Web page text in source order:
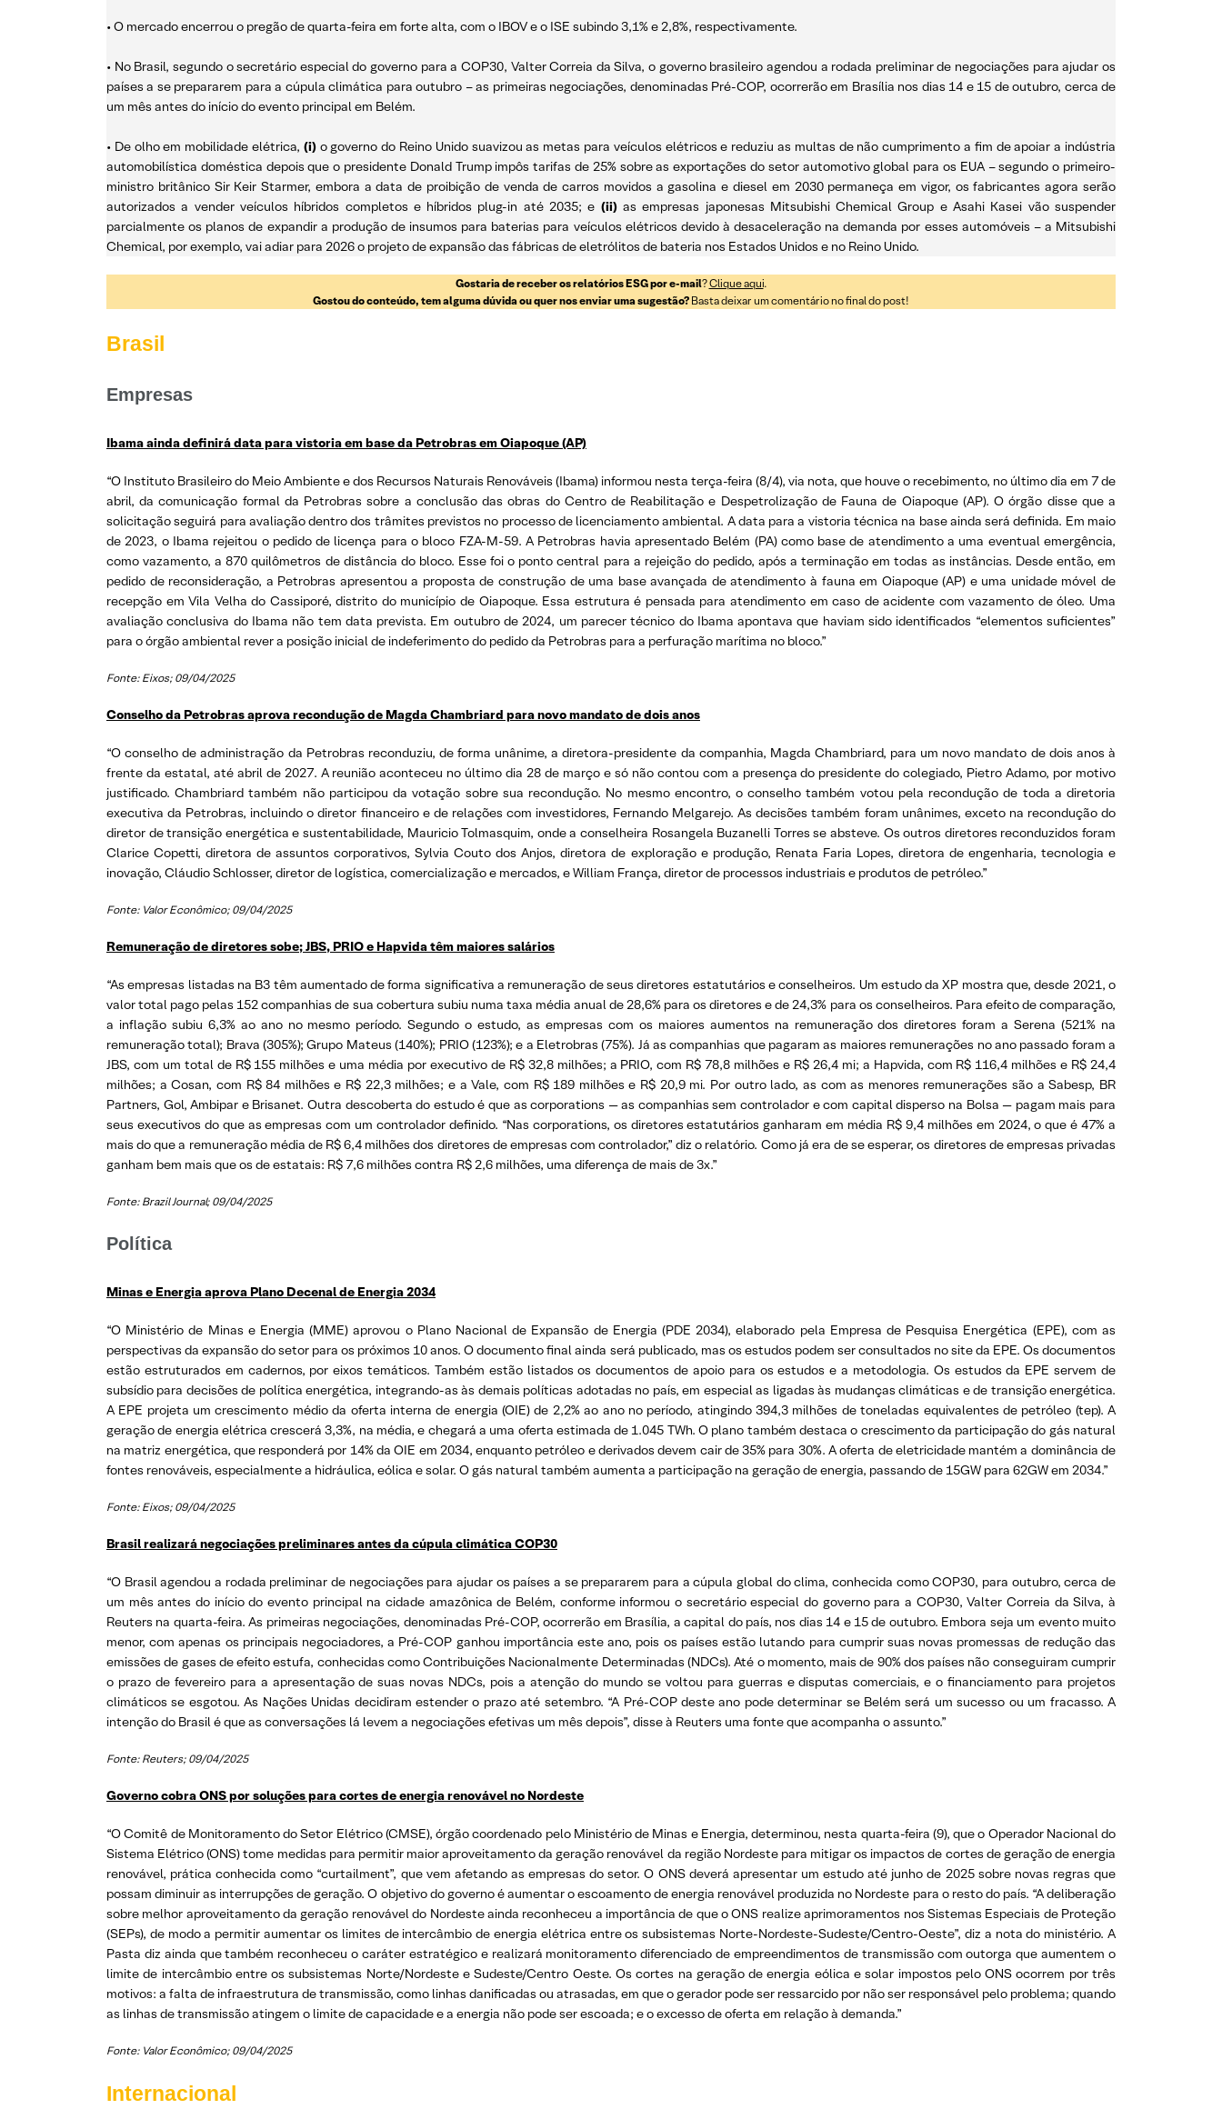
• O mercado encerrou o pregão de quarta-feira em forte alta, com o IBOV e o ISE subindo 3,1% e 2,8%, respectivamente.
• No Brasil, segundo o secretário especial do governo para a COP30, Valter Correia da Silva, o governo brasileiro agendou a rodada preliminar de negociações para ajudar os
países a se prepararem para a cúpula climática para outubro – as primeiras negociações, denominadas Pré-COP, ocorrerão em Brasília nos dias 14 e 15 de outubro, cerca de
um mês antes do início do evento principal em Belém.
• De olho em mobilidade elétrica, (i)o governo do Reino Unido suavizou as metas para veículos elétricos e reduziu as multas de não cumprimento a fim de apoiar a indústria
automobilística doméstica depois que o presidente Donald Trump impôs tarifas de 25% sobre as exportações do setor automotivo global para os EUA – segundo o primeiro-
ministro britânico Sir Keir Starmer, embora a data de proibição de venda de carros movidos a gasolina e diesel em 2030 permaneça em vigor, os fabricantes agora serão
autorizados a vender veículos híbridos completos e híbridos plug-in até 2035; e (ii) as empresas japonesas Mitsubishi Chemical Group e Asahi Kasei vão suspender
parcialmente os planos de expandir a produção de insumos para baterias para veículos elétricos devido à desaceleração na demanda por esses automóveis – a Mitsubishi
Chemical, por exemplo, vai adiar para 2026 o projeto de expansão das fábricas de eletrólitos de bateria nos Estados Unidos e no Reino Unido.
Gostaria de receber os relatórios ESG por e-mail?Clique aqui.
Gostou do conteúdo, tem alguma dúvida ou quer nos enviar uma sugestão? Basta deixar um comentário no final do post!
Brasil
Empresas
Ibama ainda definirá data para vistoria em base da Petrobras em Oiapoque (AP)
“O Instituto Brasileiro do Meio Ambiente e dos Recursos Naturais Renováveis (Ibama) informou nesta terça-feira (8/4), via nota, que houve o recebimento, no último dia em 7 de
abril, da comunicação formal da Petrobras sobre a conclusão das obras do Centro de Reabilitação e Despetrolização de Fauna de Oiapoque (AP). O órgão disse que a
solicitação seguirá para avaliação dentro dos trâmites previstos no processo de licenciamento ambiental. A data para a vistoria técnica na base ainda será definida. Em maio
de 2023, o Ibama rejeitou o pedido de licença para o bloco FZA-M-59. A Petrobras havia apresentado Belém (PA) como base de atendimento a uma eventual emergência,
como vazamento, a 870 quilômetros de distância do bloco. Esse foi o ponto central para a rejeição do pedido, após a terminação em todas as instâncias. Desde então, em
pedido de reconsideração, a Petrobras apresentou a proposta de construção de uma base avançada de atendimento à fauna em Oiapoque (AP) e uma unidade móvel de
recepção em Vila Velha do Cassiporé, distrito do município de Oiapoque. Essa estrutura é pensada para atendimento em caso de acidente com vazamento de óleo. Uma
avaliação conclusiva do Ibama não tem data prevista. Em outubro de 2024, um parecer técnico do Ibama apontava que haviam sido identificados “elementos suficientes”
para o órgão ambiental rever a posição inicial de indeferimento do pedido da Petrobras para a perfuração marítima no bloco.”
Fonte: Eixos; 09/04/2025
Conselho da Petrobras aprova recondução de Magda Chambriard para novo mandato de dois anos
“O conselho de administração da Petrobras reconduziu, de forma unânime, a diretora-presidente da companhia, Magda Chambriard, para um novo mandato de dois anos à
frente da estatal, até abril de 2027. A reunião aconteceu no último dia 28 de março e só não contou com a presença do presidente do colegiado, Pietro Adamo, por motivo
justificado. Chambriard também não participou da votação sobre sua recondução. No mesmo encontro, o conselho também votou pela recondução de toda a diretoria
executiva da Petrobras, incluindo o diretor financeiro e de relações com investidores, Fernando Melgarejo. As decisões também foram unânimes, exceto na recondução do
diretor de transição energética e sustentabilidade, Mauricio Tolmasquim, onde a conselheira Rosangela Buzanelli Torres se absteve. Os outros diretores reconduzidos foram
Clarice Copetti, diretora de assuntos corporativos, Sylvia Couto dos Anjos, diretora de exploração e produção, Renata Faria Lopes, diretora de engenharia, tecnologia e
inovação, Cláudio Schlosser, diretor de logística, comercialização e mercados, e William França, diretor de processos industriais e produtos de petróleo.”
Fonte: Valor Econômico; 09/04/2025
Remuneração de diretores sobe; JBS, PRIO e Hapvida têm maiores salários
“As empresas listadas na B3 têm aumentado de forma significativa a remuneração de seus diretores estatutários e conselheiros. Um estudo da XP mostra que, desde 2021, o
valor total pago pelas 152 companhias de sua cobertura subiu numa taxa média anual de 28,6% para os diretores e de 24,3% para os conselheiros. Para efeito de comparação,
a inflação subiu 6,3% ao ano no mesmo período. Segundo o estudo, as empresas com os maiores aumentos na remuneração dos diretores foram a Serena (521% na
remuneração total); Brava (305%); Grupo Mateus (140%); PRIO (123%); e a Eletrobras (75%). Já as companhias que pagaram as maiores remunerações no ano passado foram a
JBS, com um total de R$ 155 milhões e uma média por executivo de R$ 32,8 milhões; a PRIO, com R$ 78,8 milhões e R$ 26,4 mi; a Hapvida, com R$ 116,4 milhões e R$ 24,4
milhões; a Cosan, com R$ 84 milhões e R$ 22,3 milhões; e a Vale, com R$ 189 milhões e R$ 20,9 mi. Por outro lado, as com as menores remunerações são a Sabesp, BR
Partners, Gol, Ambipar e Brisanet. Outra descoberta do estudo é que as corporations — as companhias sem controlador e com capital disperso na Bolsa — pagam mais para
seus executivos do que as empresas com um controlador definido. “Nas corporations, os diretores estatutários ganharam em média R$ 9,4 milhões em 2024, o que é 47% a
mais do que a remuneração média de R$ 6,4 milhões dos diretores de empresas com controlador,” diz o relatório. Como já era de se esperar, os diretores de empresas privadas
ganham bem mais que os de estatais: R$ 7,6 milhões contra R$ 2,6 milhões, uma diferença de mais de 3x.”
Fonte: Brazil Journal; 09/04/2025
Política
Minas e Energia aprova Plano Decenal de Energia 2034
“O Ministério de Minas e Energia (MME) aprovou o Plano Nacional de Expansão de Energia (PDE 2034), elaborado pela Empresa de Pesquisa Energética (EPE), com as
perspectivas da expansão do setor para os próximos 10 anos. O documento final ainda será publicado, mas os estudos podem ser consultados no site da EPE. Os documentos
estão estruturados em cadernos, por eixos temáticos. Também estão listados os documentos de apoio para os estudos e a metodologia. Os estudos da EPE servem de
subsídio para decisões de política energética, integrando-as às demais políticas adotadas no país, em especial as ligadas às mudanças climáticas e de transição energética.
A EPE projeta um crescimento médio da oferta interna de energia (OIE) de 2,2% ao ano no período, atingindo 394,3 milhões de toneladas equivalentes de petróleo (tep). A
geração de energia elétrica crescerá 3,3%, na média, e chegará a uma oferta estimada de 1.045 TWh. O plano também destaca o crescimento da participação do gás natural
na matriz energética, que responderá por 14% da OIE em 2034, enquanto petróleo e derivados devem cair de 35% para 30%. A oferta de eletricidade mantém a dominância de
fontes renováveis, especialmente a hidráulica, eólica e solar. O gás natural também aumenta a participação na geração de energia, passando de 15GW para 62GW em 2034.”
Fonte: Eixos; 09/04/2025
Brasil realizará negociações preliminares antes da cúpula climática COP30
“O Brasil agendou a rodada preliminar de negociações para ajudar os países a se prepararem para a cúpula global do clima, conhecida como COP30, para outubro, cerca de
um mês antes do início do evento principal na cidade amazônica de Belém, conforme informou o secretário especial do governo para a COP30, Valter Correia da Silva, à
Reuters na quarta-feira. As primeiras negociações, denominadas Pré-COP, ocorrerão em Brasília, a capital do país, nos dias 14 e 15 de outubro. Embora seja um evento muito
menor, com apenas os principais negociadores, a Pré-COP ganhou importância este ano, pois os países estão lutando para cumprir suas novas promessas de redução das
emissões de gases de efeito estufa, conhecidas como Contribuições Nacionalmente Determinadas (NDCs). Até o momento, mais de 90% dos países não conseguiram cumprir
o prazo de fevereiro para a apresentação de suas novas NDCs, pois a atenção do mundo se voltou para guerras e disputas comerciais, e o financiamento para projetos
climáticos se esgotou. As Nações Unidas decidiram estender o prazo até setembro. “A Pré-COP deste ano pode determinar se Belém será um sucesso ou um fracasso. A
intenção do Brasil é que as conversações lá levem a negociações efetivas um mês depois”, disse à Reuters uma fonte que acompanha o assunto.”
Fonte: Reuters; 09/04/2025
Governo cobra ONS por soluções para cortes de energia renovável no Nordeste
“O Comitê de Monitoramento do Setor Elétrico (CMSE), órgão coordenado pelo Ministério de Minas e Energia, determinou, nesta quarta-feira (9), que o Operador Nacional do
Sistema Elétrico (ONS) tome medidas para permitir maior aproveitamento da geração renovável da região Nordeste para mitigar os impactos de cortes de geração de energia
renovável, prática conhecida como “curtailment”, que vem afetando as empresas do setor. O ONS deverá apresentar um estudo até junho de 2025 sobre novas regras que
possam diminuir as interrupções de geração. O objetivo do governo é aumentar o escoamento de energia renovável produzida no Nordeste para o resto do país. “A deliberação
sobre melhor aproveitamento da geração renovável do Nordeste ainda reconheceu a importância de que o ONS realize aprimoramentos nos Sistemas Especiais de Proteção
(SEPs), de modo a permitir aumentar os limites de intercâmbio de energia elétrica entre os subsistemas Norte-Nordeste-Sudeste/Centro-Oeste”, diz a nota do ministério. A
Pasta diz ainda que também reconheceu o caráter estratégico e realizará monitoramento diferenciado de empreendimentos de transmissão com outorga que aumentem o
limite de intercâmbio entre os subsistemas Norte/Nordeste e Sudeste/Centro Oeste. Os cortes na geração de energia eólica e solar impostos pelo ONS ocorrem por três
motivos: a falta de infraestrutura de transmissão, como linhas danificadas ou atrasadas, em que o gerador pode ser ressarcido por não ser responsável pelo problema; quando
as linhas de transmissão atingem o limite de capacidade e a energia não pode ser escoada; e o excesso de oferta em relação à demanda.”
Fonte: Valor Econômico; 09/04/2025
Internacional